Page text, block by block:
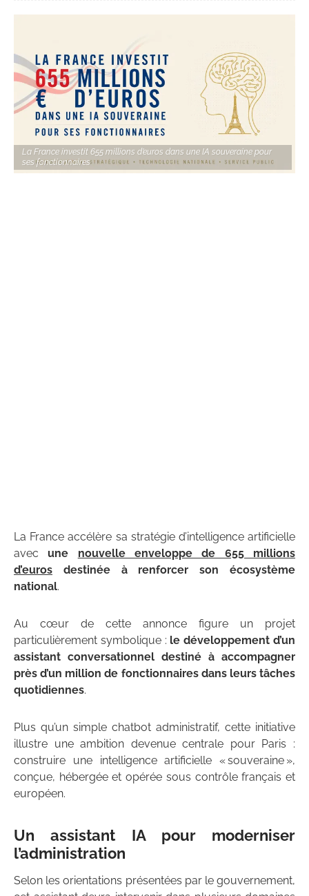
La France investit 655 millions d’euros dans une IA souveraine pour
ses fonctionnaires
La France accélère sa stratégie d’intelligence artificielle
avec une nouvelle enveloppe de 655 millions
d’euros destinée à renforcer son écosystème
national.
Au cœur de cette annonce figure un projet
particulièrement symbolique : le développement d’un
assistant conversationnel destiné à accompagner
près d’un million de fonctionnaires dans leurs tâches
quotidiennes.
Plus qu’un simple chatbot administratif, cette initiative
illustre une ambition devenue centrale pour Paris :
construire une intelligence artificielle « souveraine »,
conçue, hébergée et opérée sous contrôle français et
européen.
Un assistant IA pour moderniser
l’administration
Selon les orientations présentées par le gouvernement,